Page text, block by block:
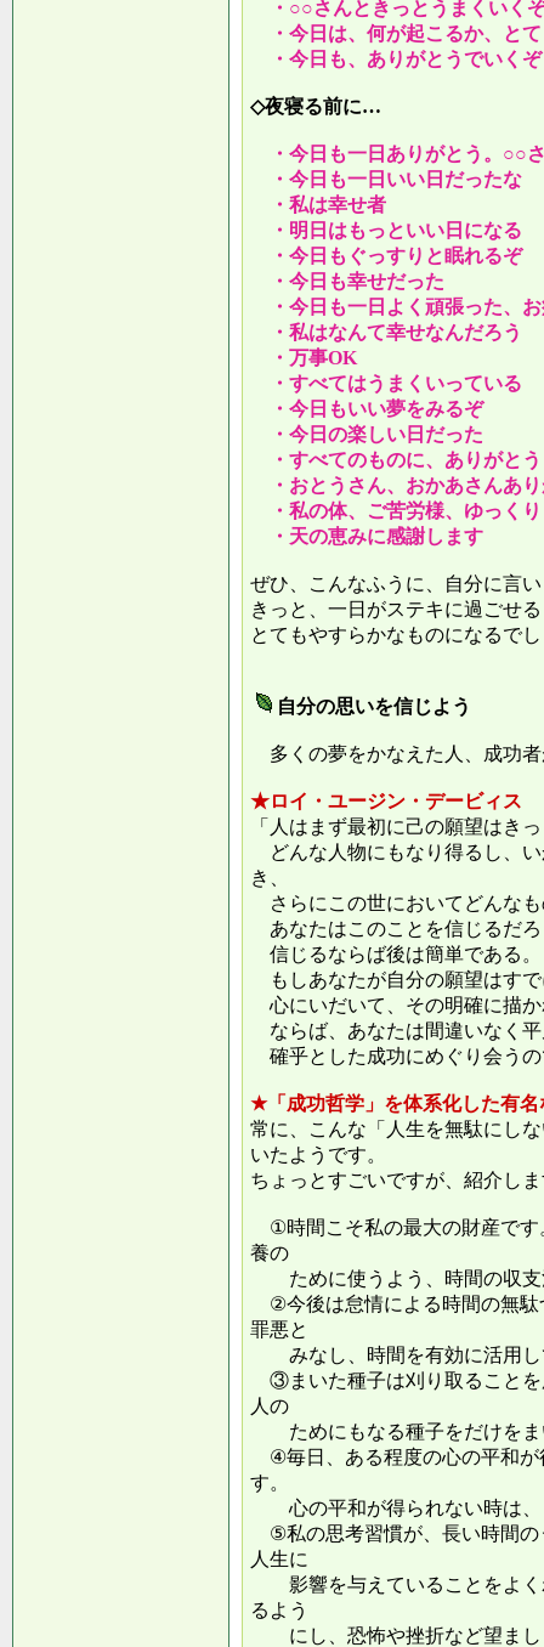
・○○さんときっとうまくいく
・今日は、何が起こるか、と
・今日も、ありがとうでいくぞ
◇夜寝る前に…
・今日も一日ありがとう。○○
・今日も一日いい日だったな
・私は幸せ者
・明日はもっといい日になる
・今日もぐっすりと眠れるぞ
・今日も幸せだった
・今日も一日よく頑張った、
・私はなんて幸せなんだろう
・万事OK
・すべてはうまくいっている
・今日もいい夢をみるぞ
・今日の楽しい日だった
・すべてのものに、ありがとう
・おとうさん、おかあさんあ
・私の体、ご苦労様、ゆっく
・天の恵みに感謝します
ぜひ、こんなふうに、自分に言
きっと、一日がステキに過ごせ
とてもやすらかなものになるで
自分の思いを信じよう
多くの夢をかなえた人、成功
★ロイ・ユージン・デービィス
「人はまず最初に己の願望はき
どんな人物にもなり得るし、
き、
さらにこの世においてどんな
あなたはこのことを信じるだ
信じるならば後は簡単である。
もしあなたが自分の願望はす
心にいだいて、その明確に描
ならば、あなたは間違いなく
確乎とした成功にめぐり会う
★「成功哲学」を体系化した有
常に、こんな「人生を無駄にし
いたようです。
ちょっとすごいですが、紹介し
①時間こそ私の最大の財産です
養の
ために使うよう、時間の収支
②今後は怠情による時間の無駄
罪悪と
みなし、時間を有効に活用し
③まいた種子は刈り取ることを
人の
ためにもなる種子をだけをま
④毎日、ある程度の心の平和が
す。
心の平和が得られない時は、
⑤私の思考習慣が、長い時間の
人生に
影響を与えていることをよく
るよう
にし、恐怖や挫折など望まし